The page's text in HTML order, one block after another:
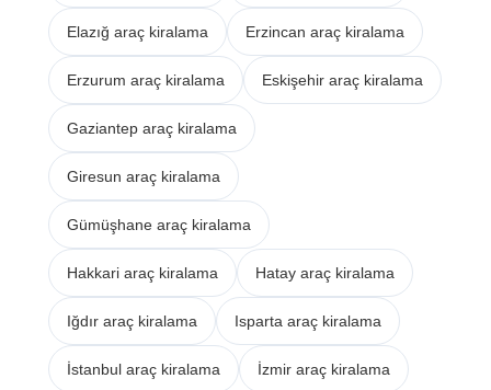
Elazığ araç kiralama Erzincan araç kiralama
Erzurum araç kiralama Eskişehir araç kiralama
Gaziantep araç kiralama
Giresun araç kiralama
Gümüşhane araç kiralama
Hakkari araç kiralama Hatay araç kiralama
Iğdır araç kiralama Isparta araç kiralama
İstanbul araç kiralama İzmir araç kiralama